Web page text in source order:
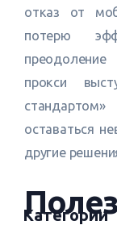
отказ от
потерю
прокси
оставаться
другие
Категории